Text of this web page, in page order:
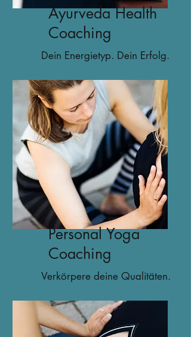
Ayurveda Health
Coaching
Dein Energietyp. Dein Erfolg.
Personal Yoga
Coaching
Verkörpere deine Qualitäten.